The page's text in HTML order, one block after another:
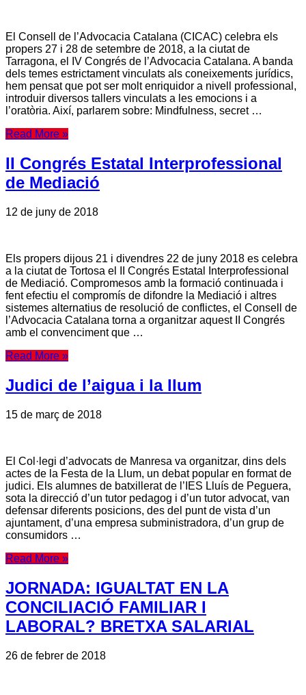
El Consell de l’Advocacia Catalana (CICAC) celebra els
propers 27 i 28 de setembre de 2018, a la ciutat de
Tarragona, el IV Congrés de l’Advocacia Catalana. A banda
dels temes estrictament vinculats als coneixements jurídics,
hem pensat que pot ser molt enriquidor a nivell professional,
introduir diversos tallers vinculats a les emocions i a
l’oratòria. Així, parlarem sobre: Mindfulness, secret …
Read More »
II Congrés Estatal Interprofessional
de Mediació
12 de juny de 2018
Els propers dijous 21 i divendres 22 de juny 2018 es celebra
a la ciutat de Tortosa el II Congrés Estatal Interprofessional
de Mediació. Compromesos amb la formació continuada i
fent efectiu el compromís de difondre la Mediació i altres
sistemes alternatius de resolució de conflictes, el Consell de
l’Advocacia Catalana torna a organitzar aquest II Congrés
amb el convenciment que …
Read More »
Judici de l’aigua i la llum
15 de març de 2018
El Col·legi d’advocats de Manresa va organitzar, dins dels
actes de la Festa de la Llum, un debat popular en format de
judici. Els alumnes de batxillerat de l’IES Lluís de Peguera,
sota la direcció d’un tutor pedagog i d’un tutor advocat, van
defensar diferents posicions, des del punt de vista d’un
ajuntament, d’una empresa subministradora, d’un grup de
consumidors …
Read More »
JORNADA: IGUALTAT EN LA
CONCILIACIÓ FAMILIAR I
LABORAL? BRETXA SALARIAL
26 de febrer de 2018